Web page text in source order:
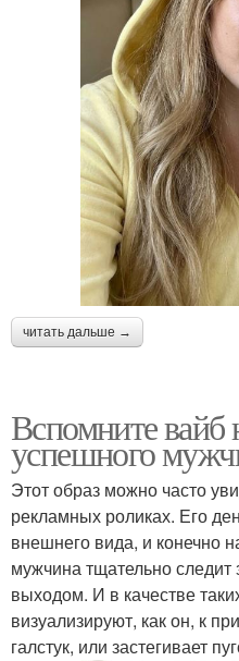
читать дальше →
Вспомните вайб
успешного
Этот образ можно часто
рекламных роликах. Его
внешнего вида, и конечно
мужчина тщательно
выходом. И в качестве
визуализируют, как он, к
галстук, или застегивает